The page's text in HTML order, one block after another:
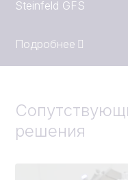
Подробнее
решения